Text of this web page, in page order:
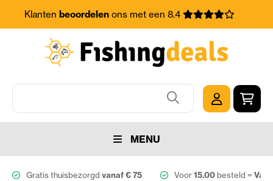
Klanten beoordelenons met een 8.4
MENU
Gratis thuisbezorgd vanaf € 75 Voor15.00besteld =